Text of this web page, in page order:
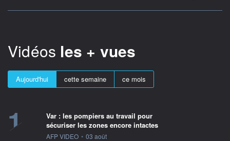
Vidéos les + vues
Aujourd'hui cette semaine ce mois
1
Var : les pompiers au travail pour
sécuriser les zones encore intactes
information fournie par
AFP VIDEO • 03 août